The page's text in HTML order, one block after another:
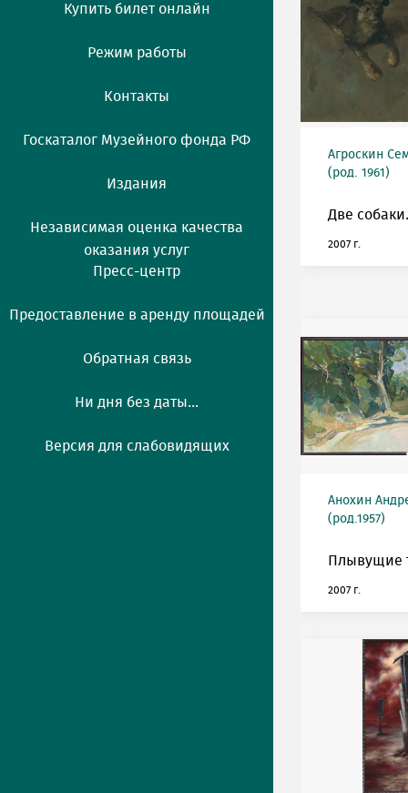
Купить билет онлайн
Режим работы
Контакты
Госкаталог Музейного фонда РФ
Издания
Независимая оценка качества
оказания услуг
Пресс-центр
Предоставление в аренду площадей
Обратная связь
Ни дня без даты...
Версия для слабовидящих
Агроскин
(род. 1961)
Две собаки.
2007 г.
Анохин
(род.1957)
Плывущие
2007 г.